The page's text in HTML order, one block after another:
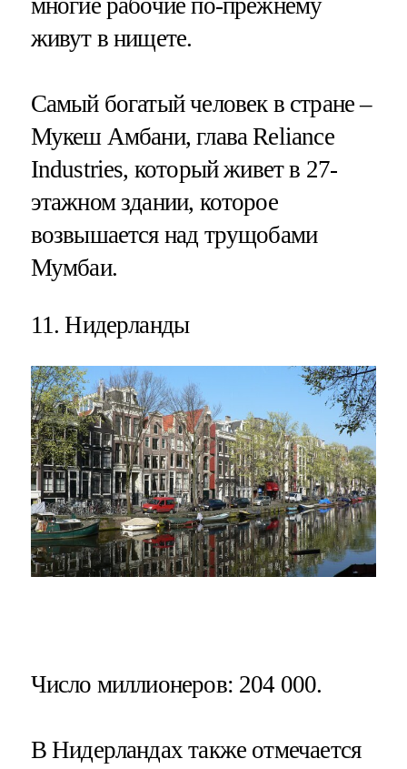
живут в нищете.
Самый богатый человек в стране –
Мукеш Амбани, глава Reliance
Industries, который живет в 27-
этажном здании, которое
возвышается над трущобами
Мумбаи.
11. Нидерланды
Число миллионеров: 204 000.
В Нидерландах также отмечается